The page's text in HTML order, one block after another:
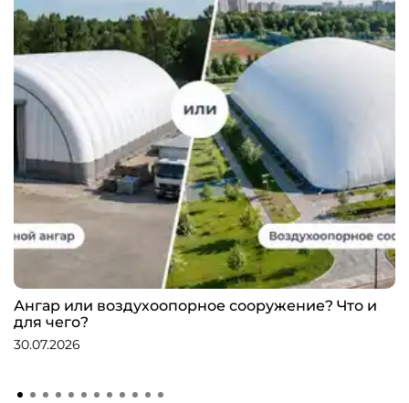
Ангар или воздухоопорное сооружение? Что и
для чего?
30.07.2026